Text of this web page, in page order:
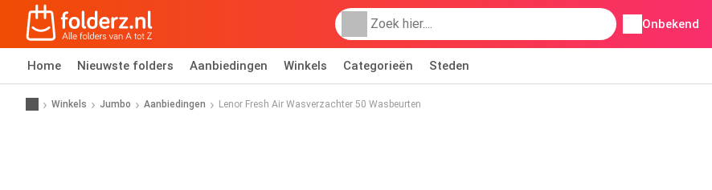
Onbekend
Home Nieuwste folders Aanbiedingen Winkels Categorieën Steden
Winkels Jumbo Aanbiedingen Lenor Fresh Air Wasverzachter 50 Wasbeurten